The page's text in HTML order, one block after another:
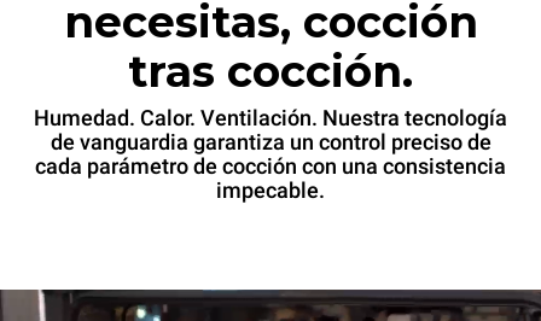
necesitas, cocción
tras cocción.
Humedad. Calor. Ventilación. Nuestra tecnología
de vanguardia garantiza un control preciso de
cada parámetro de cocción con una consistencia
impecable.